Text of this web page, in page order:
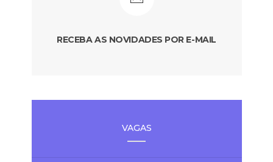
RECEBA AS NOVIDADES POR E-MAIL
VAGAS